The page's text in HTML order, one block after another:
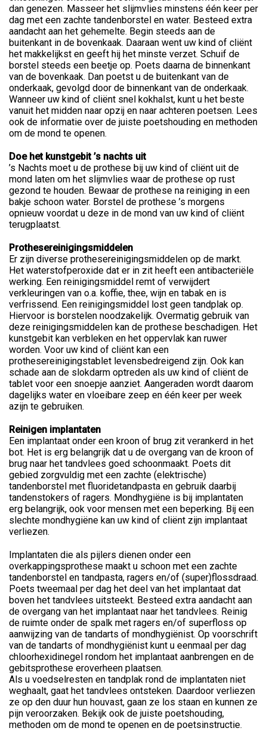
dan genezen. Masseer het slijmvlies minstens één keer per
dag met een zachte tandenborstel en water. Besteed extra
aandacht aan het gehemelte. Begin steeds aan de
buitenkant in de bovenkaak. Daaraan went uw kind of cliënt
het makkelijkst en geeft hij het minste verzet. Schuif de
borstel steeds een beetje op. Poets daarna de binnenkant
van de bovenkaak. Dan poetst u de buitenkant van de
onderkaak, gevolgd door de binnenkant van de onderkaak.
Wanneer uw kind of cliënt snel kokhalst, kunt u het beste
vanuit het midden naar opzij en naar achteren poetsen. Lees
ook de informatie over de juiste poetshouding en methoden
om de mond te openen.
Doe het kunstgebit ’s nachts uit
’s Nachts moet u de prothese bij uw kind of cliënt uit de
mond laten om het slijmvlies waar de prothese op rust
gezond te houden. Bewaar de prothese na reiniging in een
bakje schoon water. Borstel de prothese ’s morgens
opnieuw voordat u deze in de mond van uw kind of cliënt
terugplaatst.
Prothesereinigingsmiddelen
Er zijn diverse prothesereinigingsmiddelen op de markt.
Het waterstofperoxide dat er in zit heeft een antibacteriële
werking. Een reinigingsmiddel remt of verwijdert
verkleuringen van o.a. koffie, thee, wijn en tabak en is
verfrissend. Een reinigingsmiddel lost geen tandplak op.
Hiervoor is borstelen noodzakelijk. Overmatig gebruik van
deze reinigingsmiddelen kan de prothese beschadigen. Het
kunstgebit kan verbleken en het oppervlak kan ruwer
worden. Voor uw kind of cliënt kan een
prothesereinigingstablet levensbedreigend zijn. Ook kan
schade aan de slokdarm optreden als uw kind of cliënt de
tablet voor een snoepje aanziet. Aangeraden wordt daarom
dagelijks water en vloeibare zeep en één keer per week
azijn te gebruiken.
Reinigen implantaten
Een implantaat onder een kroon of brug zit verankerd in het
bot. Het is erg belangrijk dat u de overgang van de kroon of
brug naar het tandvlees goed schoonmaakt. Poets dit
gebied zorgvuldig met een zachte (elektrische)
tandenborstel met fluoridetandpasta en gebruik daarbij
tandenstokers of ragers. Mondhygiëne is bij implantaten
erg belangrijk, ook voor mensen met een beperking. Bij een
slechte mondhygiëne kan uw kind of cliënt zijn implantaat
verliezen.
Implantaten die als pijlers dienen onder een
overkappingsprothese maakt u schoon met een zachte
tandenborstel en tandpasta, ragers en/of (super)flossdraad.
Poets tweemaal per dag het deel van het implantaat dat
boven het tandvlees uitsteekt. Besteed extra aandacht aan
de overgang van het implantaat naar het tandvlees. Reinig
de ruimte onder de spalk met ragers en/of superfloss op
aanwijzing van de tandarts of mondhygiënist. Op voorschrift
van de tandarts of mondhygiënist kunt u eenmaal per dag
chloorhexidinegel rondom het implantaat aanbrengen en de
gebitsprothese eroverheen plaatsen.
Als u voedselresten en tandplak rond de implantaten niet
weghaalt, gaat het tandvlees ontsteken. Daardoor verliezen
ze op den duur hun houvast, gaan ze los staan en kunnen ze
pijn veroorzaken. Bekijk ook de juiste poetshouding,
methoden om de mond te openen en de poetsinstructie.